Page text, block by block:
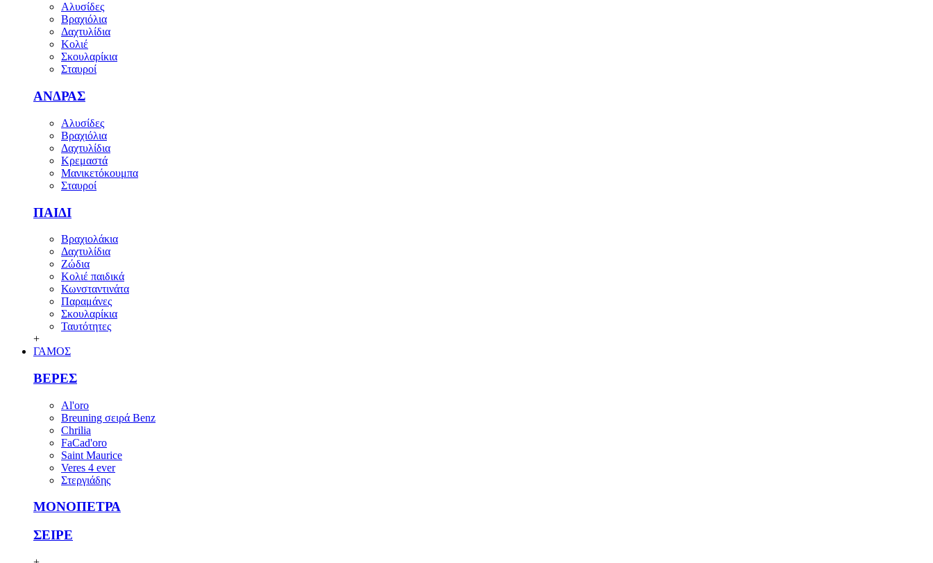
Αλυσίδες
Βραχιόλια
Δαχτυλίδια
Κολιέ
Σκουλαρίκια
Σταυροί
ΑΝΔΡΑΣ
Αλυσίδες
Βραχιόλια
Δαχτυλίδια
Κρεμαστά
Μανικετόκουμπα
Σταυροί
ΠΑΙΔΙ
Βραχιολάκια
Δαχτυλίδια
Ζώδια
Κολιέ παιδικά
Κωνσταντινάτα
Παραμάνες
Σκουλαρίκια
Ταυτότητες
+
ΓΑΜΟΣ
ΒΕΡΕΣ
Al'oro
Breuning σειρά Benz
Chrilia
FaCad'oro
Saint Maurice
Veres 4 ever
Στεργιάδης
ΜΟΝΟΠΕΤΡΑ
ΣΕΙΡΕ